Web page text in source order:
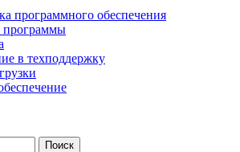
программного обеспечения
в техподдержку
Поиск